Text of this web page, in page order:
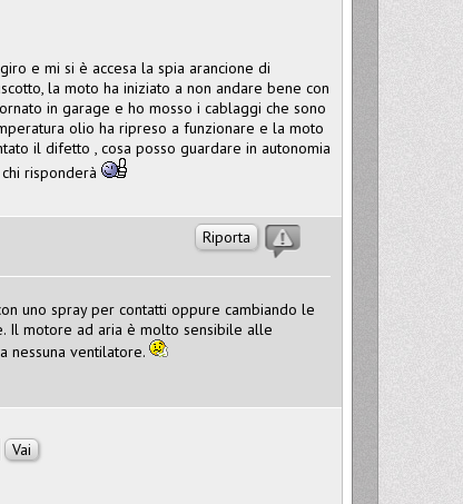
e mi si è accesa la spia arancione di
la moto ha iniziato a non andare bene con
in garage e ho mosso i cablaggi che sono
olio ha ripreso a funzionare e la moto
il difetto , cosa posso guardare in autonomia
risponderà
Riporta
uno spray per contatti oppure cambiando le
Il motore ad aria è molto sensibile alle
nessuna ventilatore.